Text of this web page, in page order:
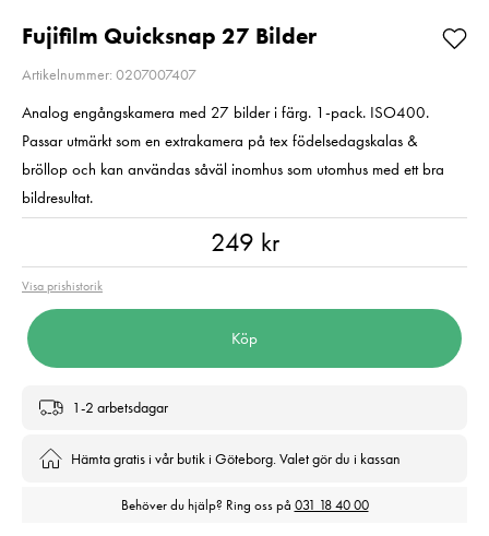
Fujifilm Quicksnap 27 Bilder
Artikelnummer: 0207007407
Analog engångskamera med 27 bilder i färg. 1-pack. ISO400.
Passar utmärkt som en extrakamera på tex födelsedagskalas &
bröllop och kan användas såväl inomhus som utomhus med ett bra
bildresultat.
249 kr
Visa prishistorik
Köp
1-2 arbetsdagar
Hämta gratis i vår butik i Göteborg. Valet gör du i kassan
Behöver du hjälp? Ring oss på 031 18 40 00